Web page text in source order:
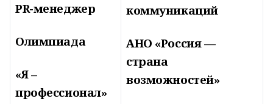
PR-менеджер
Олимпиада
«Я –
профессионал»
коммуникаций
АНО «Россия —
страна
возможностей»